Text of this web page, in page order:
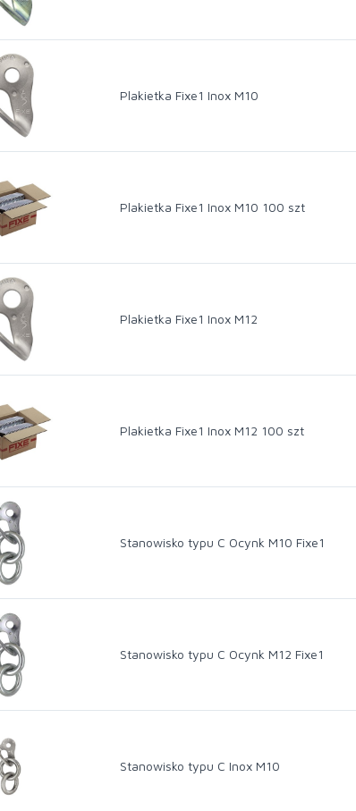
Plakietka Fixe1 Inox M10
Plakietka Fixe1 Inox M10 100 szt
Plakietka Fixe1 Inox M12
Plakietka Fixe1 Inox M12 100 szt
Stanowisko typu C Ocynk M10 Fixe1
Stanowisko typu C Ocynk M12 Fixe1
Stanowisko typu C Inox M10